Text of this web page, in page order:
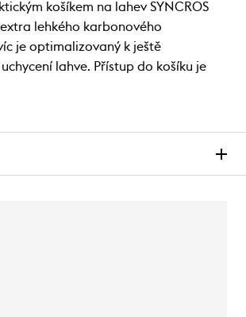
košíkem na lahev SYNCROS
extra lehkého karbonového
je optimalizovaný k ještě
lahve. Přístup do košíku je